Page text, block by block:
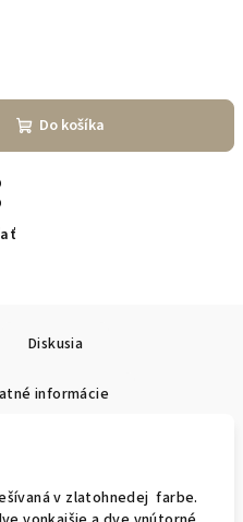
Do košíka
Diskusia
informácie
v zlatohnedej farbe.